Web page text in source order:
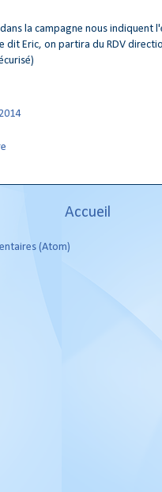
la campagne nous indiquent
dit Eric, on partira du RDV
Accueil
(Atom)